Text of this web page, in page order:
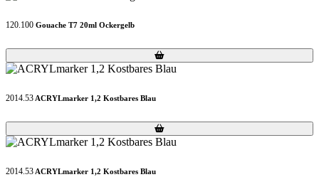
120.100 Gouache T7 20ml Ockergelb
Loading...
Loading...
2014.53 ACRYLmarker 1,2 Kostbares Blau
Loading...
Loading...
2014.53 ACRYLmarker 1,2 Kostbares Blau